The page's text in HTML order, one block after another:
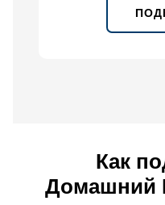
Как
Домашний